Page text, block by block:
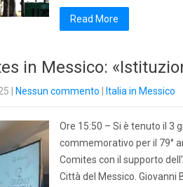
Read More
in Messico:
Nessun commento Italia in Messico
Ore 15:50 – Si è tenuto il 3
commemorativo per il 79°
Comites con il supporto
Città del Messico. Giovanni